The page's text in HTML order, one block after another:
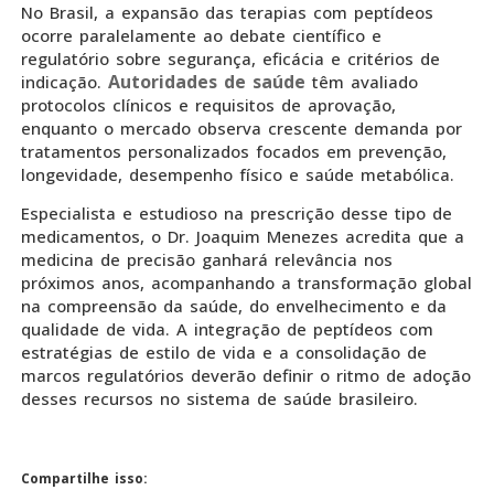
No Brasil, a expansão das terapias com peptídeos
ocorre paralelamente ao debate científico e
regulatório sobre segurança, eficácia e critérios de
indicação. Autoridades de saúde têm avaliado
protocolos clínicos e requisitos de aprovação,
enquanto o mercado observa crescente demanda por
tratamentos personalizados focados em prevenção,
longevidade, desempenho físico e saúde metabólica.
Especialista e estudioso na prescrição desse tipo de
medicamentos, o Dr. Joaquim Menezes acredita que a
medicina de precisão ganhará relevância nos
próximos anos, acompanhando a transformação global
na compreensão da saúde, do envelhecimento e da
qualidade de vida. A integração de peptídeos com
estratégias de estilo de vida e a consolidação de
marcos regulatórios deverão definir o ritmo de adoção
desses recursos no sistema de saúde brasileiro.
Compartilhe isso: